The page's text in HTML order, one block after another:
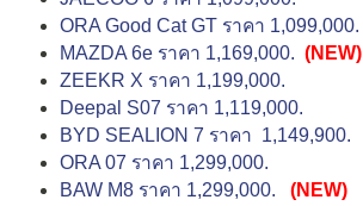
ORA Good Cat GT ราคา 1,099,000.
MAZDA 6e ราคา 1,169,000. (NEW)
ZEEKR X ราคา 1,199,000.
Deepal S07 ราคา 1,119,000.
BYD SEALION 7 ราคา 1,149,900.
ORA 07 ราคา 1,299,000.
BAW M8 ราคา 1,299,000.
(NEW)